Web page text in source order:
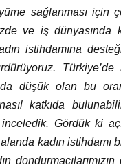
sağlanması
ve iş dünyasında
istihdamına
düşük olan bu
katkıda
inceledik. Gördük ki
alanda kadın